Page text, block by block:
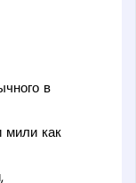
в
мили как